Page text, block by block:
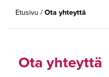
Etusivu /Ota yhteyttä
Ota yhteyttä